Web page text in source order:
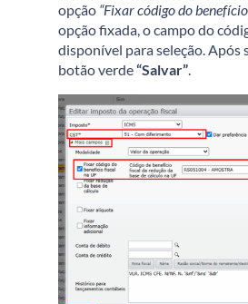
opção “Fixar código do
opção fixada, o campo do
disponível para seleção. Após
botão verde“Salvar”.